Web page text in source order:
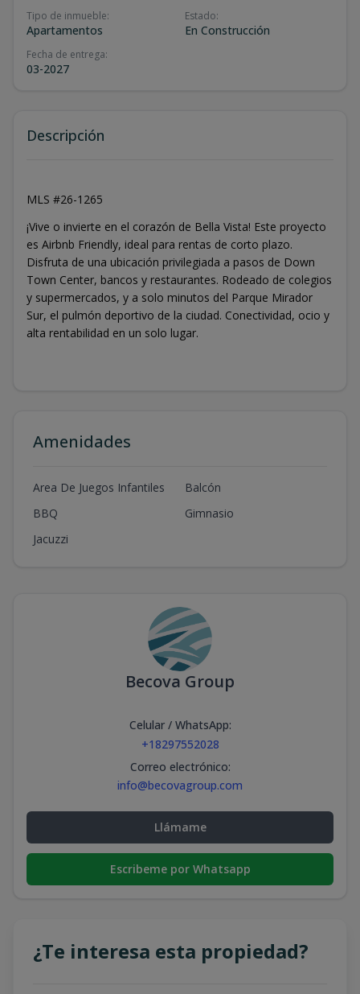
Tipo de inmueble:
Apartamentos
Estado:
En Construcción
Fecha de entrega:
03-2027
Descripción
MLS #26-1265
¡Vive o invierte en el corazón de Bella Vista! Este proyecto
es Airbnb Friendly, ideal para rentas de corto plazo.
Disfruta de una ubicación privilegiada a pasos de Down
Town Center, bancos y restaurantes. Rodeado de colegios
y supermercados, y a solo minutos del Parque Mirador
Sur, el pulmón deportivo de la ciudad. Conectividad, ocio y
alta rentabilidad en un solo lugar.
Amenidades
Area De Juegos Infantiles
Balcón
BBQ
Gimnasio
Jacuzzi
Becova Group
Celular / WhatsApp:
+18297552028
Correo electrónico:
info@becovagroup.com
Llámame
Escribeme por Whatsapp
¿Te interesa esta propiedad?